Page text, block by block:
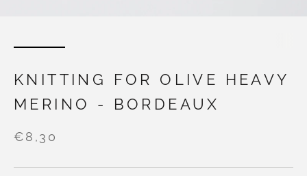
KNITTING FOR OLIVE HEAVY
MERINO - BORDEAUX
€8,30